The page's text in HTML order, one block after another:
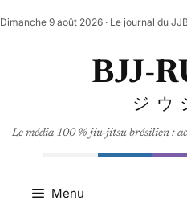
au
Dimanche 9 août 2026 · Le journal du JJB
BJJ-
ジウ
Le média 100 % jiu-jitsu brésilien :
Menu